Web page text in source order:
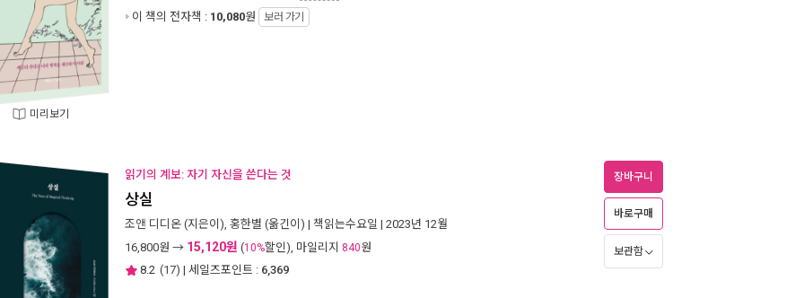
미리보기
이 책의 전자책 : 10,080원 보러 가기
읽기의 계보: 자기 자신을 쓴다는 것
상실
조앤 디디온 (지은이), 홍한별 (옮긴이) | 책읽는수요일 | 2023년 12월
16,800원 → 15,120원 (10%할인), 마일리지 840원
8.2 (17) | 세일즈포인트 : 6,369
장바구니
바로구매
보관함